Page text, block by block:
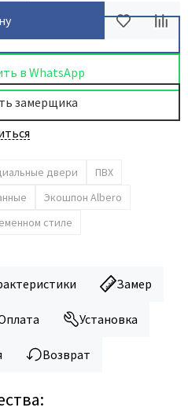
в WhatsApp
замерщика
двери
ПВХ
Экошпон Albero
стиле
Замер
Установка
Возврат